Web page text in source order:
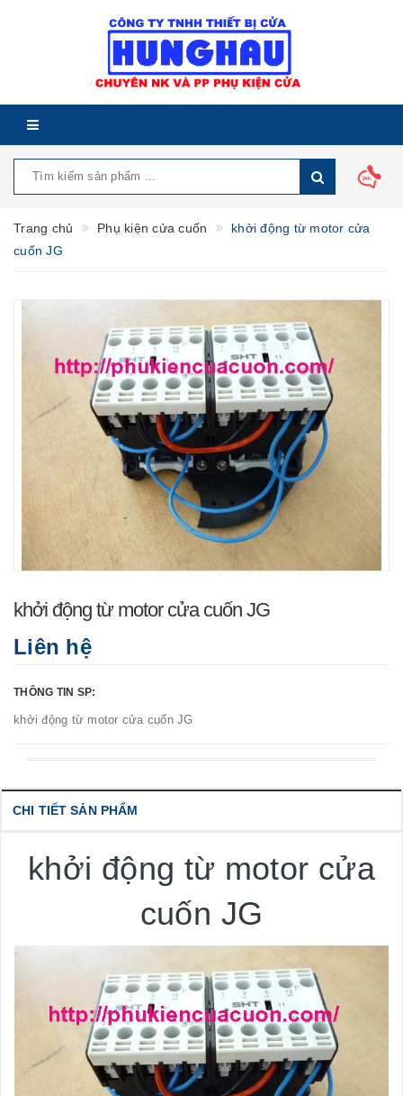
Trang chủ Phụ kiện cửa cuốn
khởi động từ motor cửa
cuốn JG
khởi động từ motor cửa cuốn JG
Liên hệ
THÔNG TIN SP:
khởi động từ motor cửa cuốn JG
CHI TIẾT SẢN PHẨM
khởi động từ motor cửa
cuốn JG